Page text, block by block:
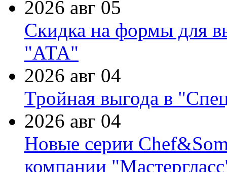
2026 авг 05
Скидка на формы для
"АТА"
2026 авг 04
Тройная выгода в
2026 авг 04
Новые серии
компании